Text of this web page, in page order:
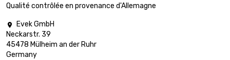
Qualité contrôlée en provenance d'Allemagne

Evek GmbH
Neckarstr. 39
45478 Mülheim an der Ruhr
Germany